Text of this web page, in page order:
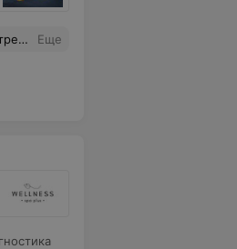
заставил себя ждать) Еще